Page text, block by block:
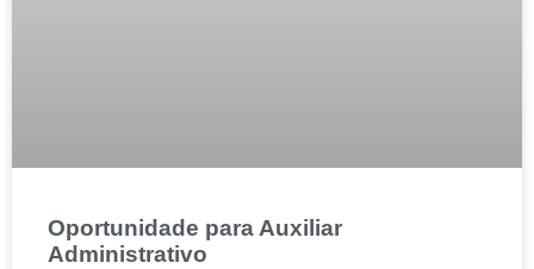
Oportunidade para Auxiliar
Administrativo